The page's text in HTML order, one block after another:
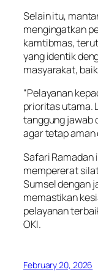
Selain itu,
mengingatkan
kamtibmas,
yang identik
masyarakat,
“Pelayanan
prioritas utama.
tanggung jawab
agar tetap aman
Safari Ramadan
mempererat
Sumsel dengan
memastikan
pelayanan
OKI.
February 20, 2026